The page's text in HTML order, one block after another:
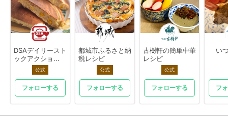
DSAデイリースト
ックアクショ...
公式
フォローする
都城市ふるさと納
税レシピ
公式
フォローする
古樹軒の簡単中華
レシピ
公式
フォローする
い
フ